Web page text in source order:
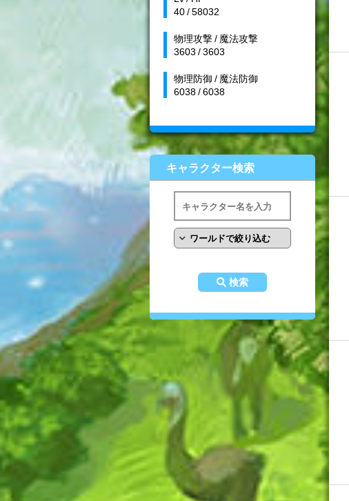
40 / 58032
物理攻撃 / 魔法攻撃
3603 / 3603
物理防御 / 魔法防御
6038 / 6038
キャラクター検索
検索